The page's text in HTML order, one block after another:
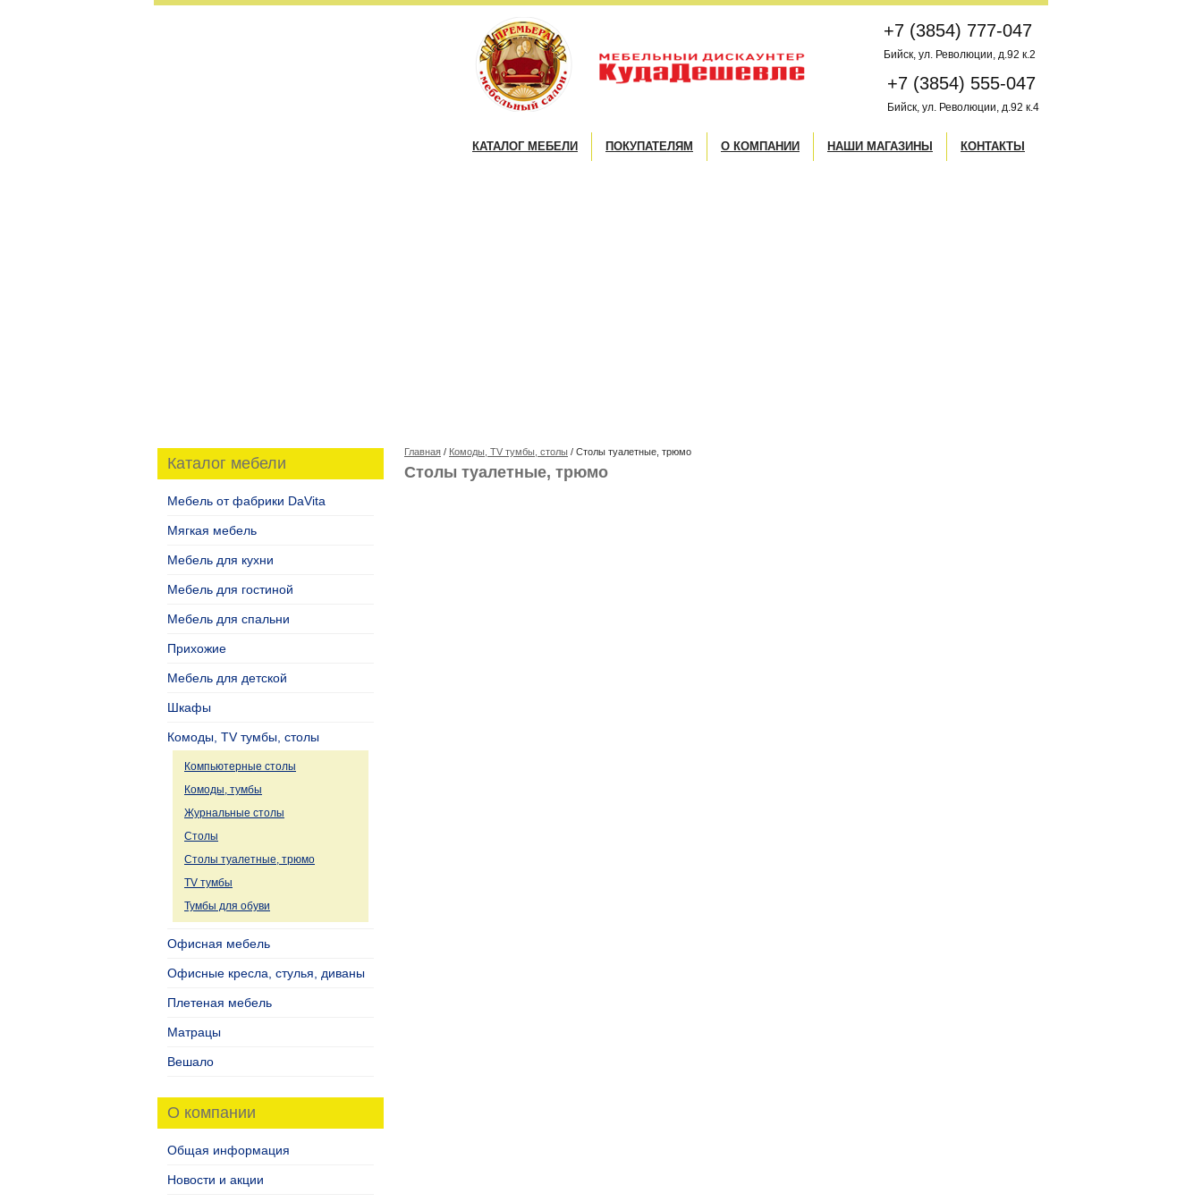
+7 (3854) 777-047
Бийск, ул. Революции, д.92 к.2
+7 (3854) 555-047
Бийск, ул. Революции, д.92 к.4
КАТАЛОГ МЕБЕЛИ ПОКУПАТЕЛЯМ О КОМПАНИИ НАШИ МАГАЗИНЫ КОНТАКТЫ
Каталог мебели
Мебель от фабрики DaVita
Мягкая мебель
Мебель для кухни
Мебель для гостиной
Мебель для спальни
Прихожие
Мебель для детской
Шкафы
Комоды, TV тумбы, столы
Компьютерные столы
Комоды, тумбы
Журнальные столы
Столы
Столы туалетные, трюмо
TV тумбы
Тумбы для обуви
Офисная мебель
Офисные кресла, стулья, диваны
Плетеная мебель
Матрацы
Вешало
О компании
Общая информация
Новости и акции
Главная / Комоды, TV тумбы, столы / Столы туалетные, трюмо
Столы туалетные, трюмо